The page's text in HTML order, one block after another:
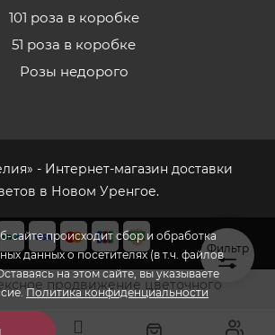
сайте происходит сбор и обработка
данных о посетителях (в т.ч. файлов
на этом сайте, вы указываете
Политика конфиденциальности
101 роза в коробке
51 роза в коробке
Розы недорого
- Интернет-магазин доставки
в Новом Уренгое.
продвижение цветочного
Фильтр